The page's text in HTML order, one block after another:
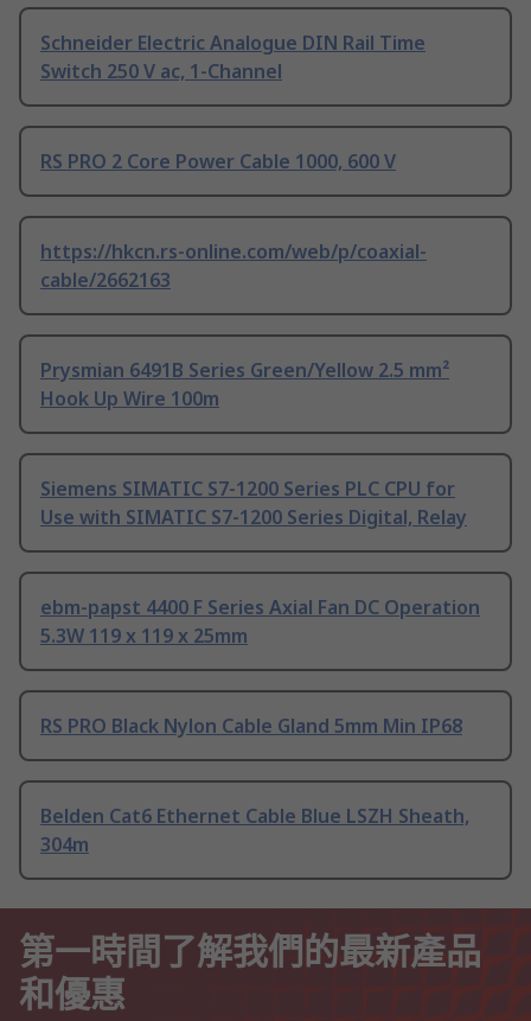
Schneider Electric Analogue DIN Rail Time
Switch 250 V ac, 1-Channel
RS PRO 2 Core Power Cable 1000, 600 V
https://hkcn.rs-online.com/web/p/coaxial-
cable/2662163
Prysmian 6491B Series Green/Yellow 2.5 mm²
Hook Up Wire 100m
Siemens SIMATIC S7-1200 Series PLC CPU for
Use with SIMATIC S7-1200 Series Digital, Relay
ebm-papst 4400 F Series Axial Fan DC Operation
5.3W 119 x 119 x 25mm
RS PRO Black Nylon Cable Gland 5mm Min IP68
Belden Cat6 Ethernet Cable Blue LSZH Sheath,
304m
第一時間了解我們的最新產品
和優惠